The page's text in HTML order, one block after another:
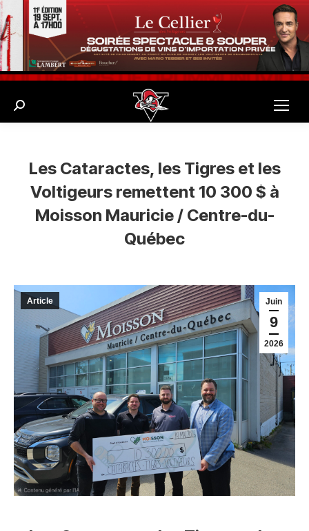
Search:
Les Cataractes, les Tigres et les
Voltigeurs remettent 10 300 $ à
Moisson Mauricie / Centre-du-
Québec
Juin
9
2026
Article